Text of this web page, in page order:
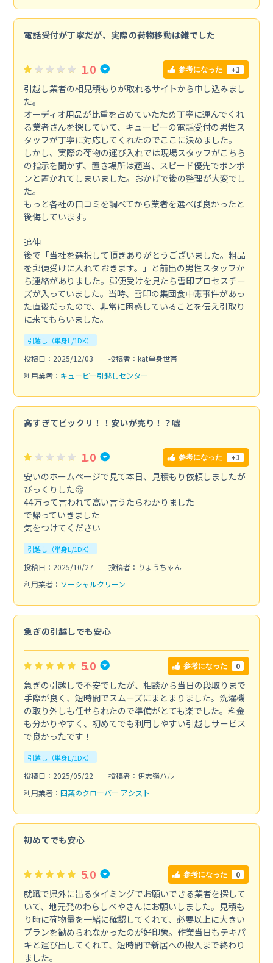
電話受付が丁寧だが、実際の荷物移動は雑でした
1.0 参考になった +1
引越し業者の相見積もりが取れるサイトから申し込みまし
た。
オーディオ用品が比重を占めていたため丁寧に運んでくれ
る業者さんを探していて、キューピーの電話受付の男性ス
タッフが丁寧に対応してくれたのでここに決めました。
しかし、実際の荷物の運び入れでは現場スタッフがこちら
の指示を聞かず、置き場所は適当、スピード優先でポンポ
ンと置かれてしまいました。おかげで後の整理が大変でし
た。
もっと各社の口コミを調べてから業者を選べば良かったと
後悔しています。
追伸
後で「当社を選択して頂きありがとうございました。粗品
を郵便受けに入れておきます。」と前出の男性スタッフか
ら連絡がありました。郵便受けを見たら雪印プロセスチー
ズが入っていました。当時、雪印の集団食中毒事件があっ
た直後だったので、非常に困惑していることを伝え引取り
に来てもらいました。
引越し（単身L/1DK）
投稿日：2025/12/03
投稿者：kat単身世帯
利用業者： キューピー引越しセンター
高すぎてビックリ！！安いが売り！？嘘
1.0 参考になった +1
安いのホームページで見て本日、見積もり依頼しましたが
びっくりした🫢
44万って言われて高い言うたらわかりました
で帰っていきました
気をつけてください
引越し（単身L/1DK）
投稿日：2025/10/27
投稿者：りょうちゃん
利用業者： ソーシャルクリーン
急ぎの引越しでも安心
5.0 参考になった 0
急ぎの引越しで不安でしたが、相談から当日の段取りまで
手際が良く、短時間でスムーズにまとまりました。洗濯機
の取り外しも任せられたので準備がとても楽でした。料金
も分かりやすく、初めてでも利用しやすい引越しサービス
で良かったです！
引越し（単身L/1DK）
投稿日：2025/05/22
投稿者：伊志嶺ハル
利用業者： 四葉のクローバー アシスト
初めてでも安心
5.0 参考になった 0
就職で県外に出るタイミングでお願いできる業者を探して
いて、地元発のわらしべやさんにお願いしました。見積も
り時に荷物量を一緒に確認してくれて、必要以上に大きい
プランを勧められなかったのが好印象。作業当日もテキパ
キと運び出してくれて、短時間で新居への搬入まで終わり
ました。